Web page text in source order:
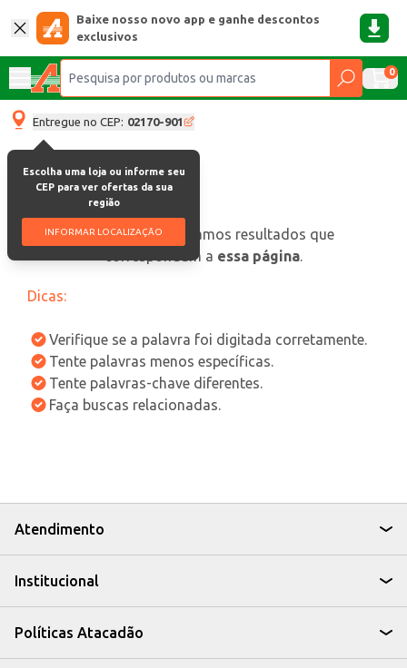
Baixe nosso novo app e ganhe descontos
exclusivos
0
Entregue no CEP: 02170-901
Escolha uma loja ou informe seu
CEP para ver ofertas da sua
região
INFORMAR LOCALIZAÇÃO
oops, não encontramos resultados que
correspondam a essa página.
Dicas:
Verifique se a palavra foi digitada corretamente.
Tente palavras menos específicas.
Tente palavras-chave diferentes.
Faça buscas relacionadas.
Atendimento
Institucional
Políticas Atacadão